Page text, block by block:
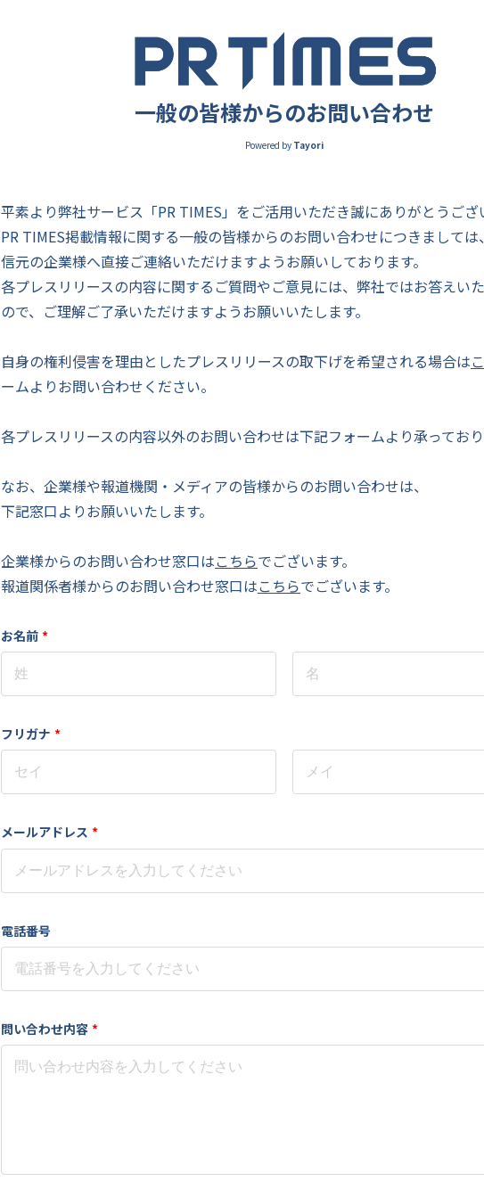
一般の皆様からのお問い合わせ
Powered by Tayori
平素より弊社サービス「PR TIMES」をご活用いただき誠にありがとうござ
PR TIMES掲載情報に関する一般の皆様からのお問い合わせにつきまして
信元の企業様へ直接ご連絡いただけますようお願いしております。
各プレスリリースの内容に関するご質問やご意見には、弊社ではお答えい
ので、ご理解ご了承いただけますようお願いいたします。
自身の権利侵害を理由としたプレスリリースの取下げを希望される場合は
ームよりお問い合わせください。
各プレスリリースの内容以外のお問い合わせは下記フォームより承ってお
なお、企業様や報道機関・メディアの皆様からのお問い合わせは、
下記窓口よりお願いいたします。
企業様からのお問い合わせ窓口はこちらでございます。
報道関係者様からのお問い合わせ窓口はこちらでございます。
お名前 *
フリガナ *
メールアドレス *
電話番号
問い合わせ内容 *